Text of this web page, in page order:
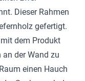
Dieser Rahmen
gefertigt.
dem Produkt
der Wand zu
einen Hauch